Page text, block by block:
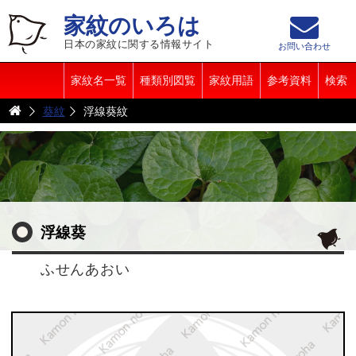
家紋のいろは
日本の家紋に関する情報サイト
家紋名一覧 種類別図覧 家紋用語 参考資料 検索
お問い合わせ
葵紋 浮線葵紋
浮線葵
ふせんあおい